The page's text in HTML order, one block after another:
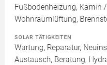
Fußbodenheizung, Kamin
Wohnraumlüftung,
SOLAR TÄTIGKEITEN
Wartung, Reparatur,
Austausch, Beratung,